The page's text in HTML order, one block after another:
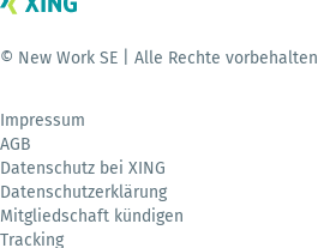
© New Work SE | Alle Rechte vorbehalten
Impressum
AGB
Datenschutz bei XING
Datenschutzerklärung
Mitgliedschaft kündigen
Tracking